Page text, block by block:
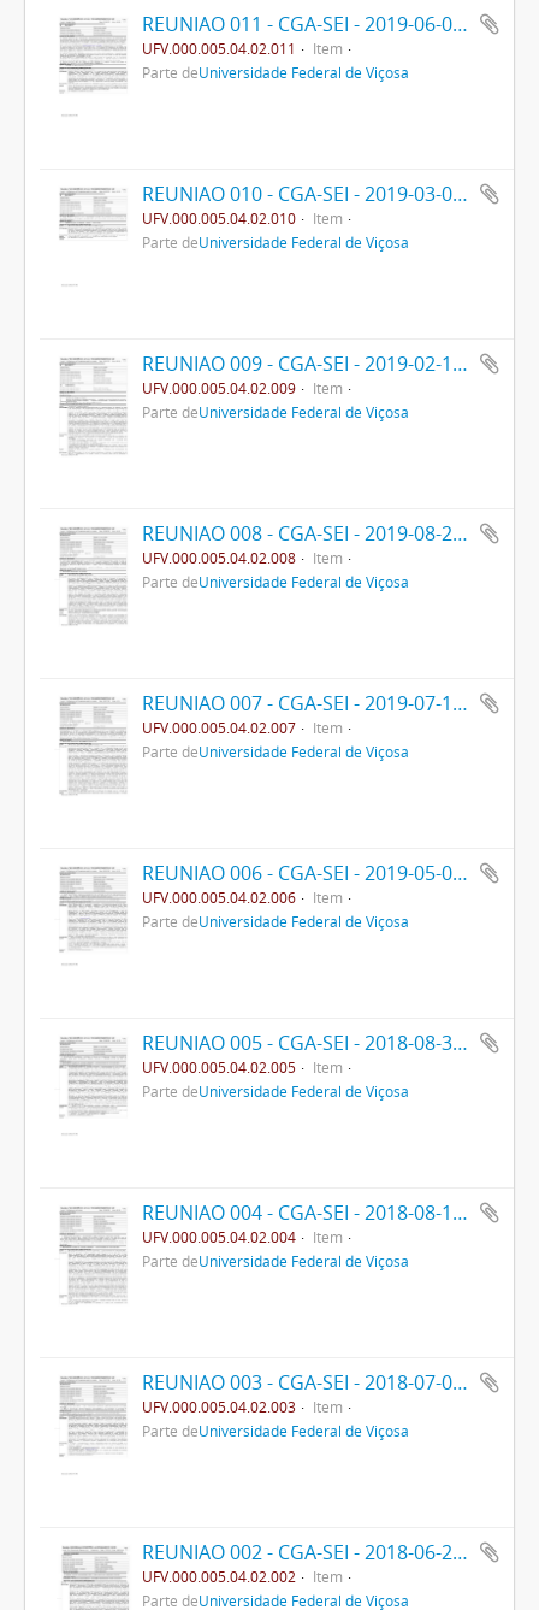
REUNIAO 011 - CGA-SEI - 2019-06-05- PPO
UFV.000.005.04.02.011
Item
Parte deUniversidade Federal de Viçosa
REUNIAO 010 - CGA-SEI - 2019-03-04- PPO
UFV.000.005.04.02.010
Item
Parte deUniversidade Federal de Viçosa
REUNIAO 009 - CGA-SEI - 2019-02-19- PPO
UFV.000.005.04.02.009
Item
Parte deUniversidade Federal de Viçosa
REUNIAO 008 - CGA-SEI - 2019-08-28- PPO
UFV.000.005.04.02.008
Item
Parte deUniversidade Federal de Viçosa
REUNIAO 007 - CGA-SEI - 2019-07-18- PPO
UFV.000.005.04.02.007
Item
Parte deUniversidade Federal de Viçosa
REUNIAO 006 - CGA-SEI - 2019-05-09- PPO
UFV.000.005.04.02.006
Item
Parte deUniversidade Federal de Viçosa
REUNIAO 005 - CGA-SEI - 2018-08-30- PRE
UFV.000.005.04.02.005
Item
Parte deUniversidade Federal de Viçosa
REUNIAO 004 - CGA-SEI - 2018-08-16- PRE
UFV.000.005.04.02.004
Item
Parte deUniversidade Federal de Viçosa
REUNIAO 003 - CGA-SEI - 2018-07-05- PPO
UFV.000.005.04.02.003
Item
Parte deUniversidade Federal de Viçosa
REUNIAO 002 - CGA-SEI - 2018-06-28- PPO
UFV.000.005.04.02.002
Item
Parte deUniversidade Federal de Viçosa